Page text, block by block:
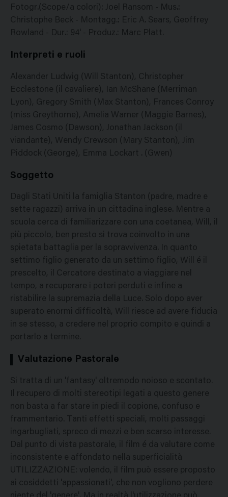
Fotogr.(Scope/a colori): Joel Ransom - Mus.:
Christophe Beck - Montagg.: Eric A. Sears, Geoffrey
Rowland - Dur.: 94' - Produz.: Marc Platt.
Interpreti e ruoli
Alexander Ludwig (Will Stanton), Christopher
Ecclestone (il cavaliere), Ian McShane (Merriman
Lyon), Gregory Smith (Max Stanton), Frances Conroy
(miss Greythorne), Amelia Warner (Maggie Barnes),
James Cosmo (Dawson), Jonathan Jackson (il
viandante), Wendy Crewson (Mary Stanton), Jim
Piddock (George), Emma Lockart . (Gwen)
Soggetto
Dagli Stati Uniti la famiglia Stanton (padre, madre e
sette ragazzi) arriva in un cittadina inglese. Mentre a
scuola cerca di familiarizzare con una coetanea, Will, il
più piccolo, ben presto si trova coinvolto in una
spietata battaglia per la sopravvivenza. In quanto
settimo figlio generato da un settimo figlio, Will é il
prescelto, il Cercatore destinato a viaggiare nel
tempo, a recuperare i poteri perduti e infine a
ristabilire la supremazia della Luce. Solo dopo aver
superato enormi difficoltà, Will riesce ad avere fiducia
in se stesso, a credere nel proprio compito e quindi a
portarlo a termine.
Valutazione Pastorale
Si tratta di un 'fantasy' oltremodo noioso e scontato.
Il recupero di molti stereotipi legati a questo genere
non basta a far stare in piedi il copione, confuso e
frammentario. Tanti effetti speciali, molti passaggi
ingarbugliati, spreco di mezzi e ben scarso interesse.
Dal punto di vista pastorale, il film é da valutare come
inconsistente e affondato nella superficialità
UTILIZZAZIONE: volendo, il film può essere proposto
ai cosiddetti 'appassionati', che non vogliono perdere